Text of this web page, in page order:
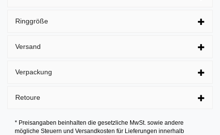
Ringgröße
Versand
Verpackung
Retoure
* Preisangaben beinhalten die gesetzliche MwSt. sowie andere
mögliche Steuern und Versandkosten für Lieferungen innerhalb